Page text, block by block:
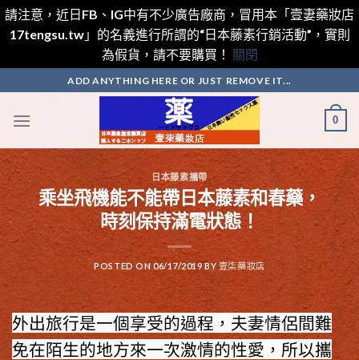
請注意，近日FB、IG中有不少廣告廠商，冒用本「壹妻藥妝店
17tengsu.tw」的名義進行所謂的“日本藤素行銷活動”，實則
為假貨，請不要購買！ 關閉
to
content
ADD ANYTHING HERE OR JUST REMOVE IT...
0
日本藤素攜帶
乘坐飛機能不能帶日本藤素和春藥，
時刻保持滿電狀態！
POSTED ON 06/17/2019BY 壹柒藥妝店
外出旅行是一個享受的過程，夫妻情侶間難
免在陌生的地方來一次激情的性愛，所以攜